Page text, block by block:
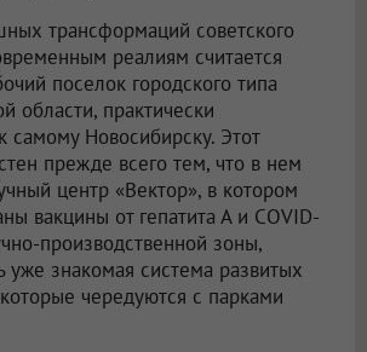
трансформаций советского
реалиям считается
поселок городского типа
области, практически
Новосибирску. Этот
прежде всего тем, что в нем
центр «Вектор», в котором
вакцины от гепатита А и COVID-
производственной зоны,
уже знакомая система развитых
чередуются с парками